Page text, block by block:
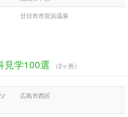
廿日市市宮浜温泉
見学100選 （2ヶ所）
広島市西区